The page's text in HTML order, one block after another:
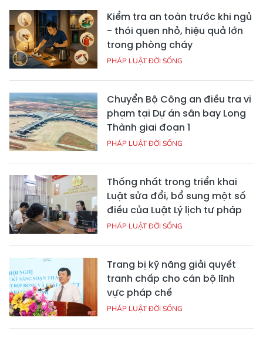
Kiểm tra an toàn trước khi ngủ
- thói quen nhỏ, hiệu quả lớn
trong phòng cháy
PHÁP LUẬT ĐỜI SỐNG
Chuyển Bộ Công an điều tra vi
phạm tại Dự án sân bay Long
Thành giai đoạn 1
PHÁP LUẬT ĐỜI SỐNG
Thống nhất trong triển khai
Luật sửa đổi, bổ sung một số
điều của Luật Lý lịch tư pháp
PHÁP LUẬT ĐỜI SỐNG
Trang bị kỹ năng giải quyết
tranh chấp cho cán bộ lĩnh
vực pháp chế
PHÁP LUẬT ĐỜI SỐNG